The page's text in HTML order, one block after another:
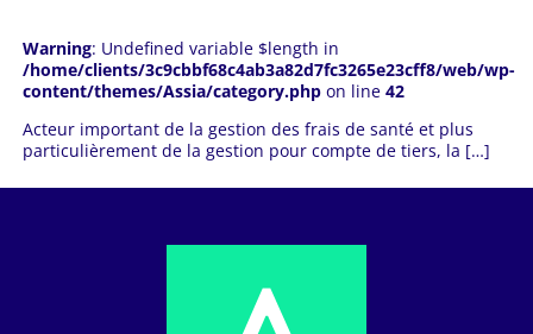
Warning: Undefined variable $length in
/home/clients/3c9cbbf68c4ab3a82d7fc3265e23cff8/web/wp-
content/themes/Assia/category.phpon line 42
Acteur important de la gestion des frais de santé et plus
particulièrement de la gestion pour compte de tiers, la […]